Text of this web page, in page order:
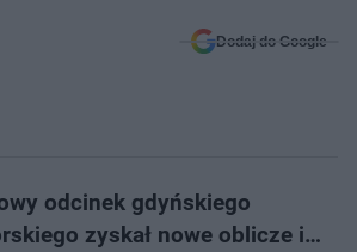
Dodaj do Google
odcinek gdyńskiego
zyskał nowe oblicze i…